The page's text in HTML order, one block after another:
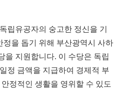
립유공자의 숭고한 정신을 기
정을 돕기 위해 부산광역시 사하
을 지원합니다. 이 수당은 독립
정 금액을 지급하여 경제적 부
정적인 생활을 영위할 수 있도